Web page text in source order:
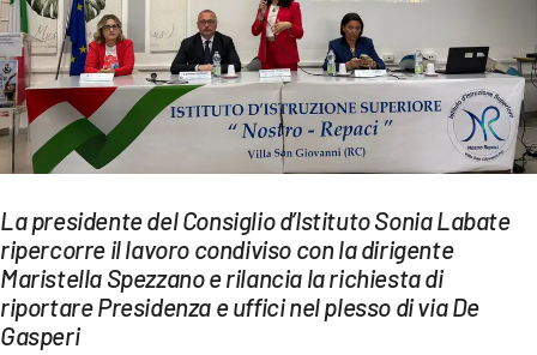
SPORT
Streaming
LAC TV
LAC ONAIR
LaC
Network
La presidente del Consiglio d’Istituto Sonia Labate
ripercorre il lavoro condiviso con la dirigente
Maristella Spezzano e rilancia la richiesta di
riportare Presidenza e uffici nel plesso di via De
Gasperi